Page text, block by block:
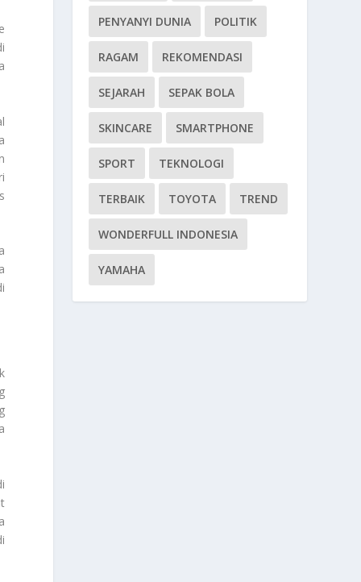
PENYANYI DUNIA POLITIK
RAGAM REKOMENDASI
SEJARAH SEPAK BOLA
SKINCARE SMARTPHONE
SPORT TEKNOLOGI
TERBAIK TOYOTA TREND
WONDERFULL INDONESIA
YAMAHA